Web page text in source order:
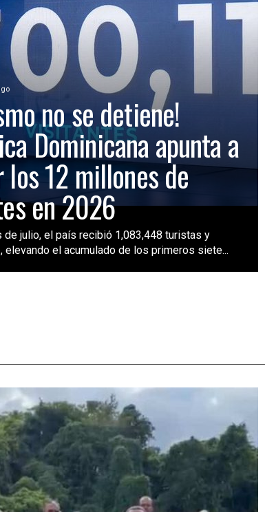
no se detiene!
Dominicana apunta a
los 12 millones de
en 2026
de julio, el país recibió 1,083,448 turistas y
elevando el acumulado de los primeros siete...